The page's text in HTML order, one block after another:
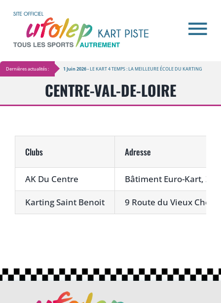
contenu
ACCUEIL
ACTUALITÉS
RÈGLEMENTS
AFFILIATION / ORGANISATION
CALENDRIER
NOUS CONTACTER
Dernières actualités : 1 Juin 2026 -LE KART 4 TEMPS : LA MEILLEURE ÉCOLE DU KARTING
CENTRE-VAL-DE-LOIRE
Clubs Adresse
AK Du Centre Bâtiment Euro-Kart, ZA
Karting Saint Benoit 9 Route du Vieux